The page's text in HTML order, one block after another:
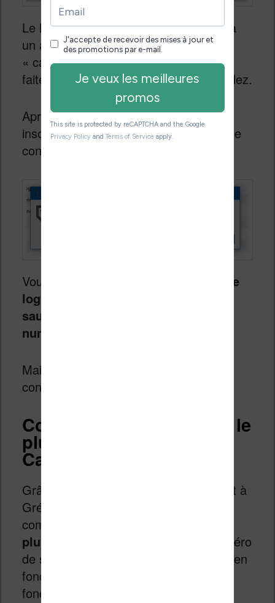
Le logiciel va ensuite vous expliquer via
un avertissement que vous risquez de
« casser » le logiciel Calibre. Vous n’en
faites alors qu’à votre tête et vous validez.
Après 30 longues secondes d’attente
insoutenable, vous avez un message de
confirmation :
Vous pouvez maintenant
redémarrer le
logiciel Calibre pour tenter de faire
sauter votre premier verrou
numérique
Mais avant tout, il sera nécessaire de
configurer le plugin.
Configurer correctement le
plugin DeDRM pour
Calibre
Grâce à la documentation en anglais et à
Grégoire
compris qu’
plugin dans Calibre
et inscrire le numéro
de série de sa liseuse Kindle (ou Kobo en
fonction du plugin) pour que cela
fonctionne bien.